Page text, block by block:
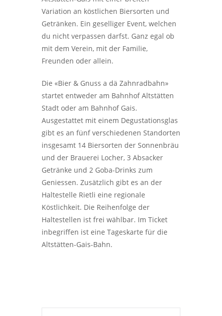
Variation an köstlichen Biersorten und
Getränken. Ein geselliger Event, welchen
du nicht verpassen darfst. Ganz egal ob
mit dem Verein, mit der Familie,
Freunden oder allein.
Die «Bier & Gnuss a dä Zahnradbahn»
startet entweder am Bahnhof Altstätten
Stadt oder am Bahnhof Gais.
Ausgestattet mit einem Degustationsglas
gibt es an fünf verschiedenen Standorten
insgesamt 14 Biersorten der Sonnenbräu
und der Brauerei Locher, 3 Absacker
Getränke und 2 Goba-Drinks zum
Geniessen. Zusätzlich gibt es an der
Haltestelle Rietli eine regionale
Köstlichkeit. Die Reihenfolge der
Haltestellen ist frei wählbar. Im Ticket
inbegriffen ist eine Tageskarte für die
Altstätten-Gais-Bahn.